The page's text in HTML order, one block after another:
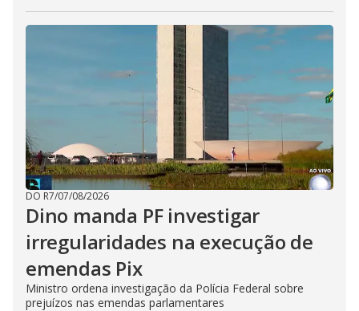
DO R7/07/08/2026
Dino manda PF investigar
irregularidades na execução de
emendas Pix
Ministro ordena investigação da Polícia Federal sobre
prejuízos nas emendas parlamentares